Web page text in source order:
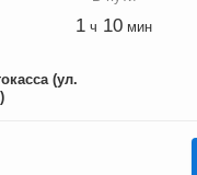
(ул.
1 ч 10 мин